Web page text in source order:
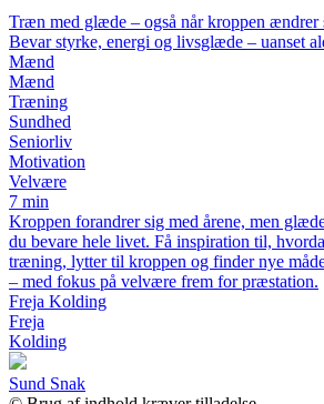
Træn med glæde – også når kroppen ændrer
Bevar styrke, energi og livsglæde – uanset
Mænd
Mænd
Træning
Sundhed
Seniorliv
Motivation
Velvære
7 min
Kroppen forandrer sig med årene, men
du bevare hele livet. Få inspiration til,
træning, lytter til kroppen og finder nye
– med fokus på velvære frem for præstation.
Freja Kolding
Freja
Kolding
Sund Snak